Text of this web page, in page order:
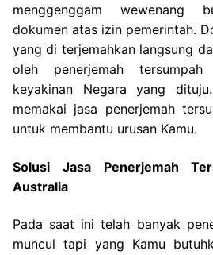
menggenggam wewenang
dokumen atas izin pemerintah.
yang di terjemahkan langsung
oleh penerjemah
keyakinan Negara yang
memakai jasa penerjemah
untuk membantu urusan Kamu.
Solusi Jasa Penerjemah
Australia
Pada saat ini telah banyak
muncul tapi yang Kamu